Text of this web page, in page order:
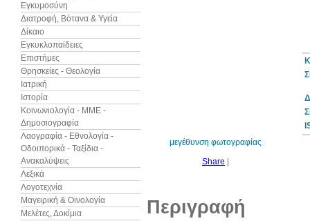
Εγκυμοσύνη
Διατροφή, Βότανα & Υγεία
Δίκαιο
Εγκυκλοπαίδειες
Επιστήμες
Θρησκείες - Θεολογία
Ιατρική
Ιστορία
Κοινωνιολογία - ΜΜΕ -
Δημοσιογραφία
Λαογραφία - Εθνολογία -
Οδοιπορικά - Ταξίδια -
Ανακαλύψεις
Λεξικά
Λογοτεχνία
Μαγειρική & Οινολογία
Μελέτες, Δοκίμια
μεγέθυνση φωτογραφίας
Share
Περιγραφή